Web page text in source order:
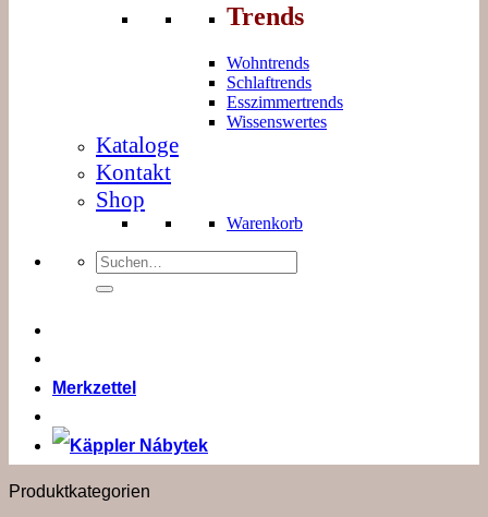
Trends
Wohntrends
Schlaftrends
Esszimmertrends
Wissenswertes
Kataloge
Kontakt
Shop
Warenkorb
Suchen
nach:
Merkzettel
Produktkategorien